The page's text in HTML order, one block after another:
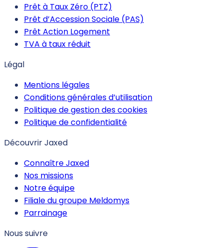
Prêt à Taux Zéro (PTZ)
Prêt d’Accession Sociale (PAS)
Prêt Action Logement
TVA à taux réduit
Légal
Mentions légales
Conditions générales d’utilisation
Politique de gestion des cookies
Politique de confidentialité
Découvrir Jaxed
Connaître Jaxed
Nos missions
Notre équipe
Filiale du groupe Meldomys
Parrainage
Nous suivre